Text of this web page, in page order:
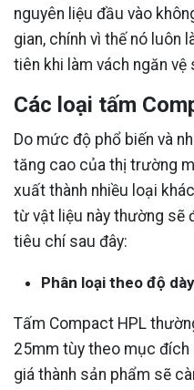
nguyên liệu đầu vào
gian, chính vì thế nó luôn
tiên khi làm vách ngăn vệ
Các loại tấm
Do mức độ phổ biến và
tăng cao của thị trường
xuất thành nhiều loại
từ vật liệu này thường sẽ
tiêu chí sau đây:
Phân loại theo độ
Tấm Compact HPL
25mm tùy theo mục
giá thành sản phẩm sẽ